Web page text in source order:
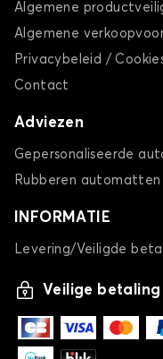
Algemene
Algemene
Privacybeleid /
Contact
Adviezen
Gepersonaliseerde
Rubberen automatten
INFORMATIE
Levering/Veiligde
Veilige betaling